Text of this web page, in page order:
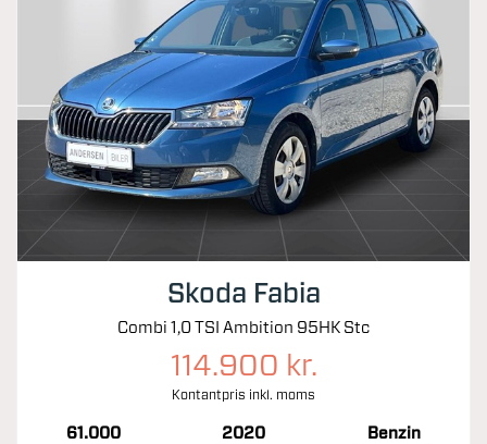
Skoda Fabia
Combi 1,0 TSI Ambition 95HK Stc
114.900 kr.
Kontantpris inkl. moms
61.000
2020
Benzin